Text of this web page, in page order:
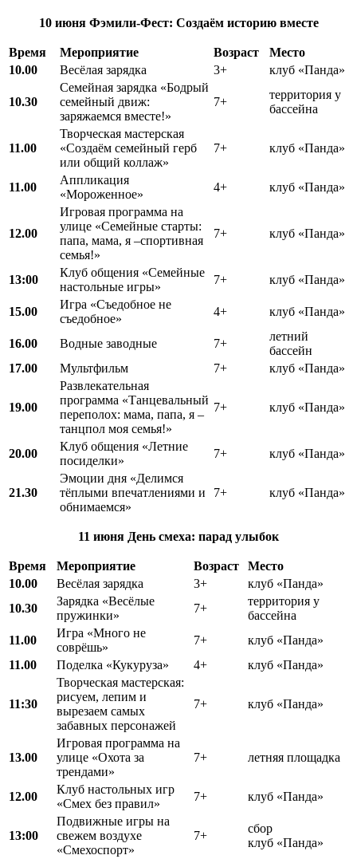
10 июня Фэмили-Фест: Создаём историю вместе
Время Мероприятие Возраст
Место
10.00
Весёлая зарядка 3+ клуб «Панда»
10.30
Семейная зарядка «Бодрый
семейный движ:
заряжаемся вместе!»
7+
территория у
бассейна
11.00
Творческая мастерская
«Создаём семейный герб
или общий коллаж»
7+ клуб «Панда»
11.00
Аппликация
«Мороженное»
4+ клуб «Панда»
12.00
Игровая программа на
улице «Семейные старты:
папа, мама, я –спортивная
семья!»
7+ клуб «Панда»
13:00
Клуб общения «Семейные
настольные игры»
7+ клуб «Панда»
15.00
Игра «Съедобное не
съедобное»
4+ клуб «Панда»
16.00 Водные заводные 7+
летний
бассейн
17.00
Мультфильм 7+ клуб «Панда»
19.00
Развлекательная
программа «Танцевальный
переполох: мама, папа, я –
танцпол моя семья!»
7+ клуб «Панда»
20.00
Клуб общения «Летние
посиделки»
7+ клуб «Панда»
21.30
Эмоции дня «Делимся
тёплыми впечатлениями и
обнимаемся»
7+ клуб «Панда»
11 июня День смеха: парад улыбок
Время Мероприятие Возраст
Место
10.00
Весёлая зарядка 3+
клуб «Панда»
10.30
Зарядка «Весёлые
пружинки»
7+
территория у
бассейна
11.00
Игра «Много не
соврёшь»
7+
клуб «Панда»
11.00
Поделка «Кукуруза» 4+ клуб «Панда»
11:30
Творческая мастерская:
рисуем, лепим и
вырезаем самых
забавных персонажей
7+ клуб «Панда»
13.00
Игровая программа на
улице «Охота за
трендами»
7+ летняя площадка
12.00
Клуб настольных игр
«Смех без правил»
7+ клуб «Панда»
13:00
Подвижные игры на
свежем воздухе
«Смехоспорт»
7+
сбор
клуб «Панда»